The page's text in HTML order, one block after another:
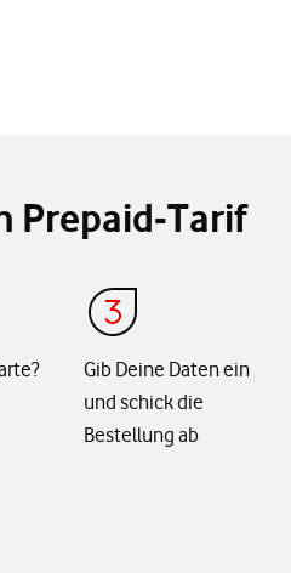
Prepaid-Tarif
Gib Deine Daten ein
und schick die
Bestellung ab